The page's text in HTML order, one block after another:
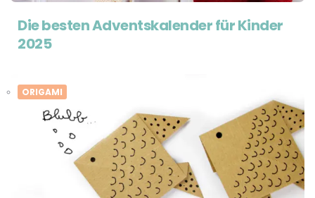
Die besten Adventskalender für Kinder
2025
ORIGAMI